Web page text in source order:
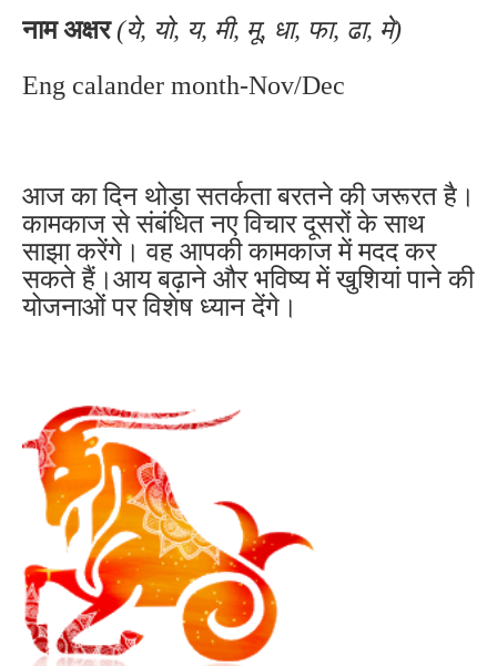
नाम अक्षर(ये, यो, य, मी, मू, धा, फा, ढा, मे)
Eng calander month-Nov/Dec
आज का दिन थोड़ा सतर्कता बरतने की जरूरत है।
कामकाज से संबंधित नए विचार दूसरों के साथ
साझा करेंगे। वह आपकी कामकाज में मदद कर
सकते हैं।आय बढ़ाने और भविष्य में खुशियां पाने की
योजनाओं पर विशेष ध्यान देंगे।